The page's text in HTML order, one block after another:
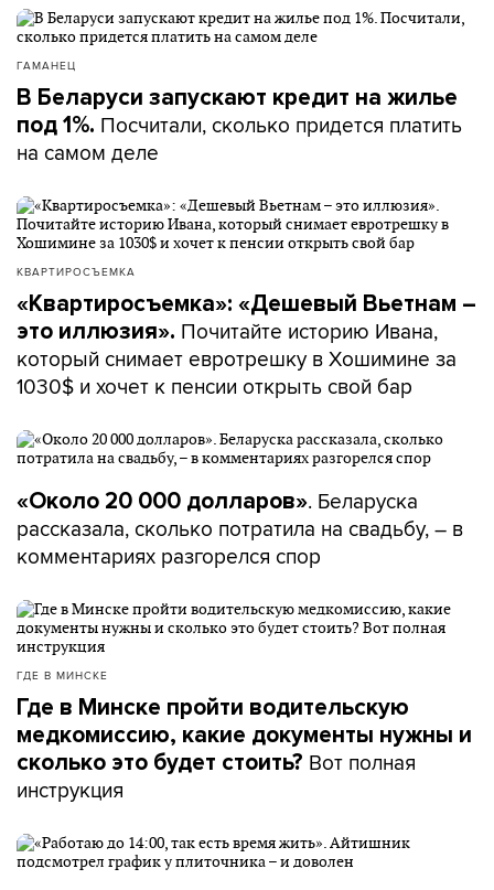
ГАМАНЕЦ
В Беларуси запускают кредит на жилье
под 1%. Посчитали, сколько придется платить
на самом деле
КВАРТИРОСЪЕМКА
«Квартиросъемка»: «Дешевый Вьетнам –
это иллюзия». Почитайте историю Ивана,
который снимает евротрешку в Хошимине за
1030$ и хочет к пенсии открыть свой бар
«Около 20 000 долларов». Беларуска
рассказала, сколько потратила на свадьбу, – в
комментариях разгорелся спор
ГДЕ В МИНСКЕ
Где в Минске пройти водительскую
медкомиссию, какие документы нужны и
сколько это будет стоить? Вот полная
инструкция